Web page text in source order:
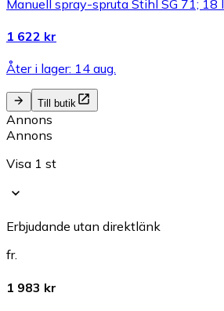
Manuell spray-spruta Stihl SG 71; 18 l
1 622 kr
Åter i lager: 14 aug.
Till butik
Annons
Annons
Visa 1 st
Erbjudande utan direktlänk
fr.
1 983 kr